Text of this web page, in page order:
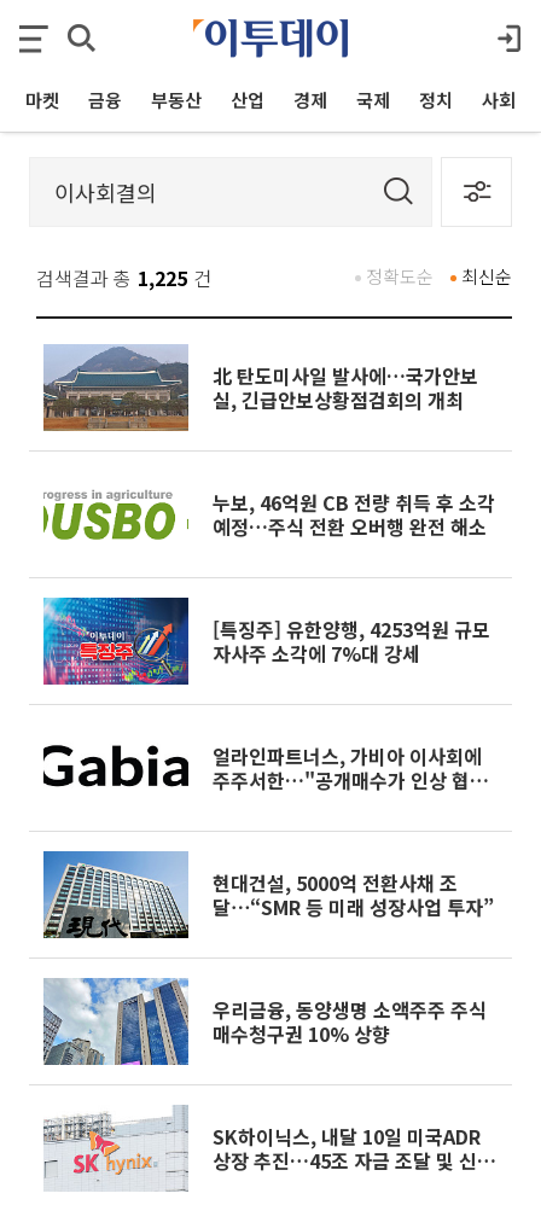
마켓 금융 부동산 산업 경제 국제 정치 사회
검색결과 총 1,225 건 최신순
정확도순
北 탄도미사일 발사에…국가안보
실, 긴급안보상황점검회의 개최
누보, 46억원 CB 전량 취득 후 소각
예정…주식 전환 오버행 완전 해소
[특징주] 유한양행, 4253억원 규모
자사주 소각에 7%대 강세
얼라인파트너스, 가비아 이사회에
주주서한…"공개매수가 인상 협상·
현대건설, 5000억 전환사채 조
달⋯“SMR 등 미래 성장사업 투자”
우리금융, 동양생명 소액주주 주식
매수청구권 10% 상향
SK하이닉스, 내달 10일 미국ADR
상장 추진…45조 자금 조달 및 신주